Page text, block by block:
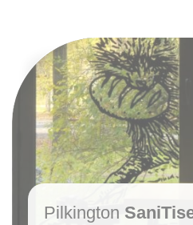
Pilkington